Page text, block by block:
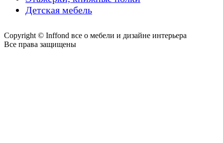
Детская мебель
Copyright © Inffond все о мебели и дизайне интерьера
Все права защищены